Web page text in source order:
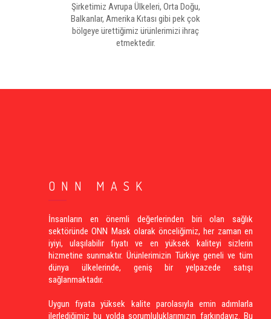
Şirketimiz Avrupa Ülkeleri, Orta Doğu,
Balkanlar, Amerika Kıtası gibi pek çok
bölgeye ürettiğimiz ürünlerimizi ihraç
etmektedir.
ONN MASK
İnsanların en önemli değerlerinden biri olan sağlık
sektöründe ONN Mask olarak önceliğimiz, her zaman en
iyiyi, ulaşılabilir fiyatı ve en yüksek kaliteyi sizlerin
hizmetine sunmaktır. Ürünlerimizin Türkiye geneli ve tüm
dünya ülkelerinde, geniş bir yelpazede satışı
sağlanmaktadır.
Uygun fiyata yüksek kalite parolasıyla emin adımlarla
ilerlediğimiz bu yolda sorumluluklarımızın farkındayız. Bu